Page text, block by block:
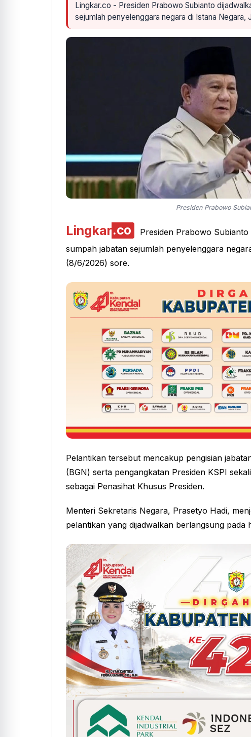
Lingkar.co - Presiden Prabowo Subianto
sejumlah penyelenggara negara di Istana Negara,
Presiden Prabowo
Lingkar.co
Presiden Prabowo
sumpah jabatan sejumlah penyelenggara
(8/6/2026) sore.
Pelantikan tersebut mencakup pengisian
(BGN) serta pengangkatan Presiden KSPI
sebagai Penasihat Khusus Presiden.
Menteri Sekretaris Negara, Prasetyo Hadi,
pelantikan yang dijadwalkan berlangsung pada